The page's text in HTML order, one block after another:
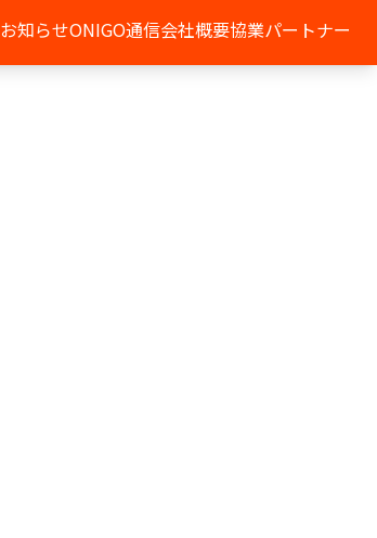
お知らせONIGO通信会社概要協業パートナー